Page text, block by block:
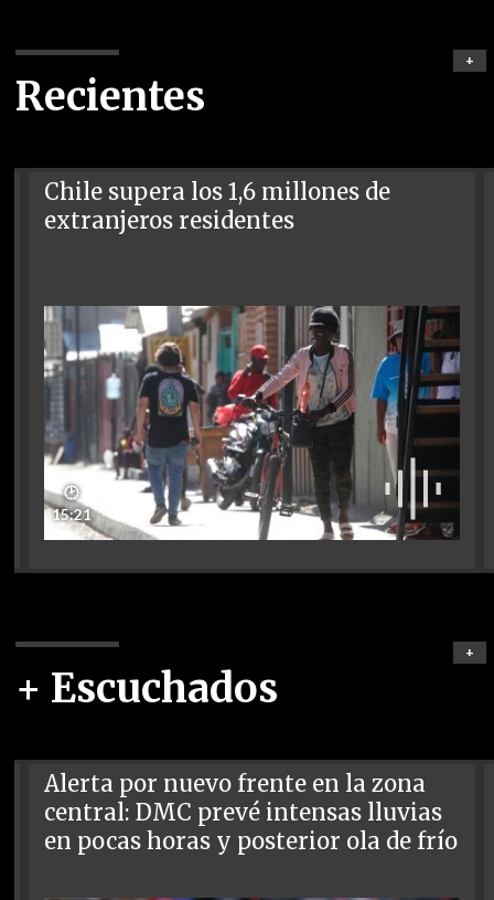
Recientes
+
Chile supera los 1,6 millones de
extranjeros residentes
🕑
15:21
+ Escuchados
+
Alerta por nuevo frente en la zona
central: DMC prevé intensas lluvias
en pocas horas y posterior ola de frío